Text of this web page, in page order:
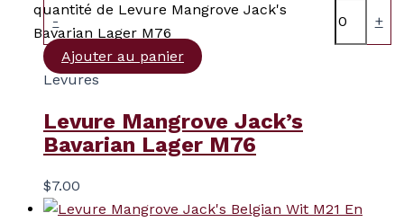
-
quantité de Levure Mangrove Jack's
Bavarian Lager M76
+
Ajouter au panier
Levures
Levure Mangrove Jack’s
Bavarian Lager M76
$7.00
En